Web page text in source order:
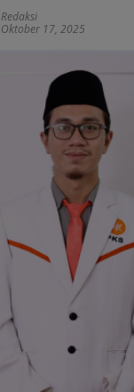
Redaksi
Oktober 17, 2025